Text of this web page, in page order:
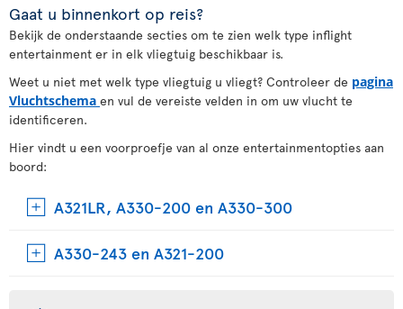
Gaat u binnenkort op reis?
Bekijk de onderstaande secties om te zien welk type inflight
entertainment er in elk vliegtuig beschikbaar is.
Weet u niet met welk type vliegtuig u vliegt? Controleer de pagina
Vluchtschema en vul de vereiste velden in om uw vlucht te
identificeren.
Hier vindt u een voorproefje van al onze entertainmentopties aan
boord:
A321LR, A330-200 en A330-300
A330-243 en A321-200